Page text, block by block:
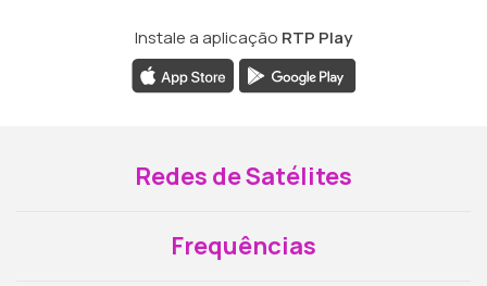
Instale a aplicação RTP Play
Redes de Satélites
Frequências